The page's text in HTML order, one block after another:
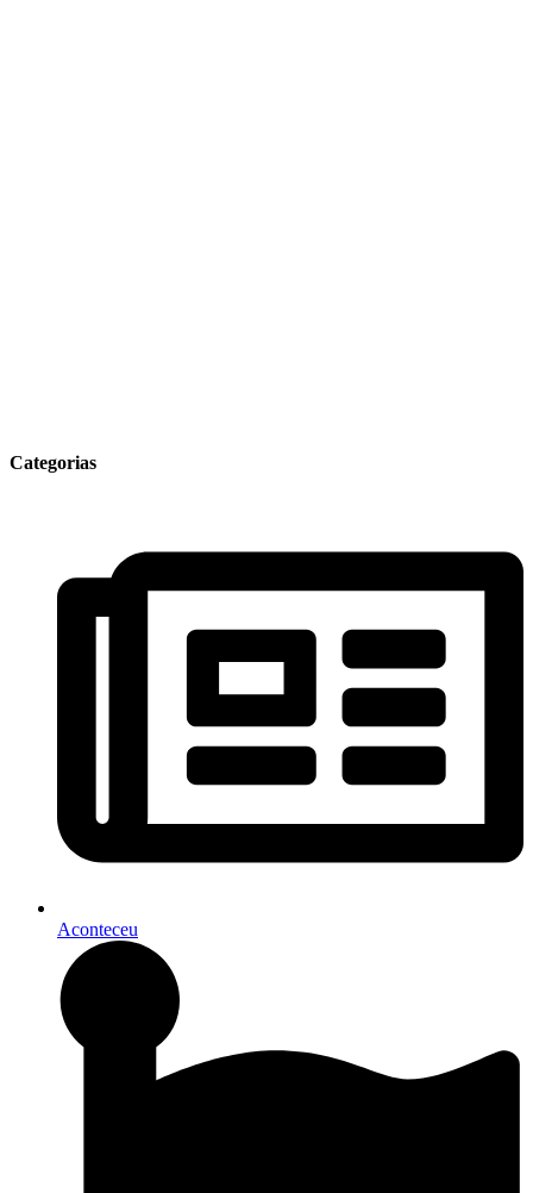
Categorias
Aconteceu